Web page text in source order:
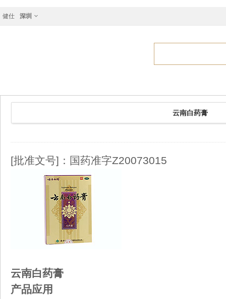
健仕 深圳
云南白药膏
[批准文号]：国药准字Z20073015
云南白药膏
产品应用